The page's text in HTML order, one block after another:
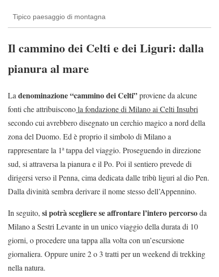
Tipico paesaggio di montagna
Il cammino dei Celti e dei Liguri: dalla
pianura al mare
La denominazione “cammino dei Celti”proviene da alcune
fonti che attribuisconola fondazione di Milano ai Celti Insubri
secondo cui avrebbero disegnato un cerchio magico a nord della
zona del Duomo. Ed è proprio il simbolo di Milano a
rappresentare la 1ª tappa del viaggio. Proseguendo in direzione
sud, si attraversa la pianura e il Po. Poi il sentiero prevede di
dirigersi verso il Penna, cima dedicata dalle tribù liguri al dio Pen.
Dalla divinità sembra derivare il nome stesso dell’Appennino.
In seguito, si potrà scegliere se affrontare l’intero percorsoda
Milano a Sestri Levante in un unico viaggio della durata di 10
giorni, o procedere una tappa alla volta con un’escursione
giornaliera. Oppure unire 2 o 3 tratti per un weekend di trekking
nella natura.